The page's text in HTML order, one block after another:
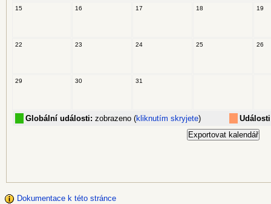
15 16 17 18 19
22 23 24 25 26
29 30 31
Globální události: zobrazeno (kliknutím skryjete)
Dokumentace k této stránce